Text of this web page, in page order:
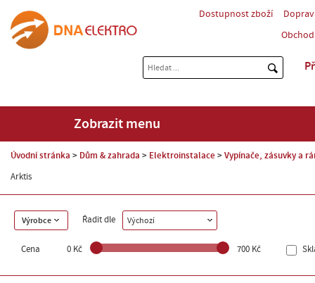
Dostupnost zboží
Zobrazit menu
Úvodní stránka Dům & zahrada Elektroinstalace Vypínače, zásuvky a
Arktis
Výrobce Řadit dle Výchozí
Cena 0 Kč 700 Kč